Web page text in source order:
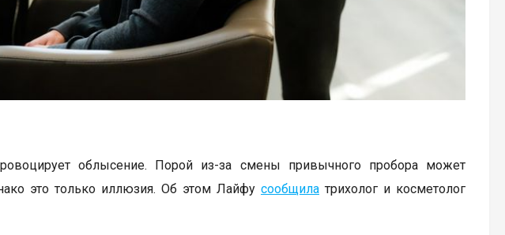
облысение. Порой из-за смены привычного пробора может
это только иллюзия. Об этом Лайфу сообщила трихолог и косметолог